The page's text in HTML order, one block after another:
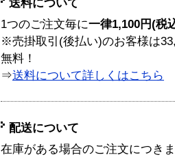
送料について
1つのご注文毎に一律1,100円(税
※売掛取引(後払い)のお客様は
無料！
⇒送料について詳しくはこちら
配送について
在庫がある場合のご注文につき